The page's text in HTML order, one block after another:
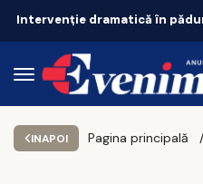
Intervenție dramatică în
INAPOI Pagina principală